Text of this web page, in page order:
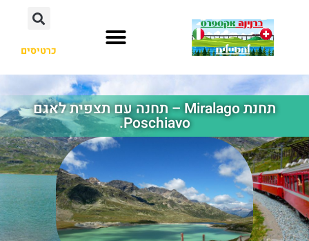
כרטיסים
תחנת Miralago – תחנה עם תצפית לאגם
Poschiavo.